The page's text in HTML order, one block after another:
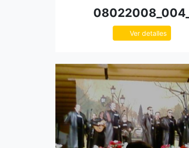
08022008_004_
Ver detalles